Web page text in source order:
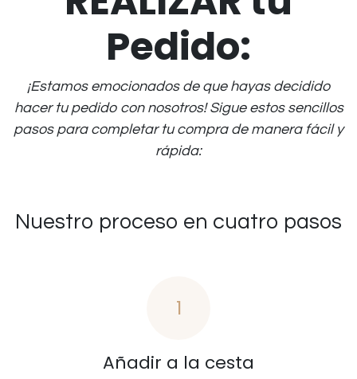
Pedido:
¡Estamos emocionados de que hayas decidido
hacer tu pedido con nosotros! Sigue estos sencillos
pasos para completar tu compra de manera fácil y
rápida:
Nuestro proceso en cuatro pasos
1
Añadir a la cesta